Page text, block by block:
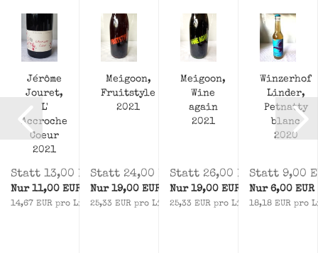
Jérôme
Jouret,
L'
Accroche
Coeur
2021
Statt 13,00 EUR
Nur 11,00 EUR
14,67 EUR pro Liter
Meigoon,
Fruitstyle
2021
Statt 24,00 EUR
Nur 19,00 EUR
25,33 EUR pro Liter
Meigoon,
Wine
again
2021
Statt 26,00 EUR
Nur 19,00 EUR
25,33 EUR pro Liter
Winzerhof
Linder,
Petnatty
blanc
2020
Statt 9,00
Nur 6,00 EUR
18,18 EUR pro